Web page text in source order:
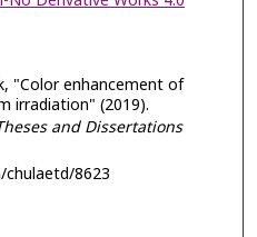
"Color enhancement of
irradiation" (2019).
and Dissertations
chulaetd/8623